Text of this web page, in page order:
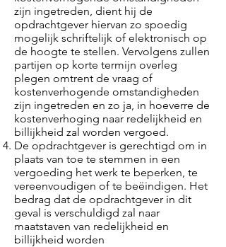
zijn ingetreden, dient hij de
opdrachtgever hiervan zo spoedig
mogelijk schriftelijk of elektronisch op
de hoogte te stellen. Vervolgens zullen
partijen op korte termijn overleg
plegen omtrent de vraag of
kostenverhogende omstandigheden
zijn ingetreden en zo ja, in hoeverre de
kostenverhoging naar redelijkheid en
billijkheid zal worden vergoed.
De opdrachtgever is gerechtigd om in
plaats van toe te stemmen in een
vergoeding het werk te beperken, te
vereenvoudigen of te beëindigen. Het
bedrag dat de opdrachtgever in dit
geval is verschuldigd zal naar
maatstaven van redelijkheid en
billijkheid worden